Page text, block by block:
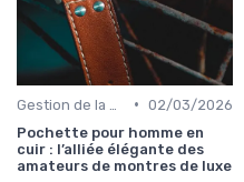
• 02/03/2026
Pochette pour homme en
cuir : l’alliée élégante des
amateurs de montres de luxe